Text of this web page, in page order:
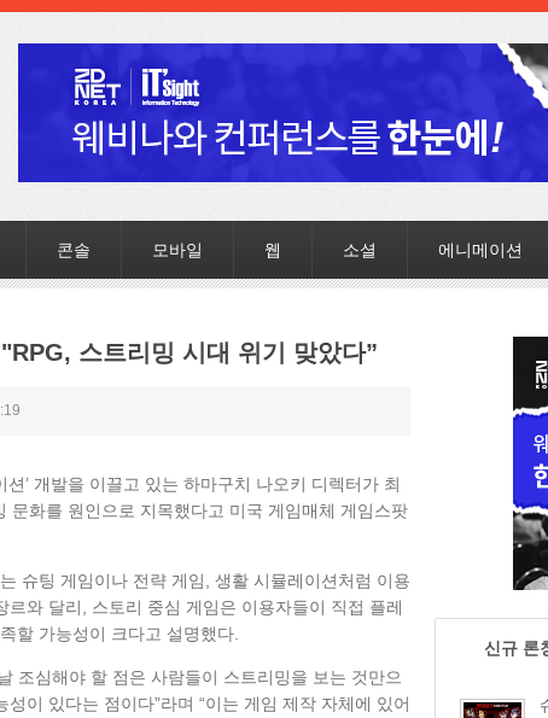
콘솔 모바일 웹 소셜 에니메이션
스트리밍 시대 위기 맞았다”
’ 개발을 이끌고 있는 하마구치 나오키 디렉터가 최
문화를 원인으로 지목했다고 미국 게임매체 게임스팟
슈팅 게임이나 전략 게임, 생활 시뮬레이션처럼 이용
와 달리, 스토리 중심 게임은 이용자들이 직접 플레
할 가능성이 크다고 설명했다.
조심해야 할 점은 사람들이 스트리밍을 보는 것만으
이 있다는 점이다”라며 “이는 게임 제작 자체에 있어
신규 론